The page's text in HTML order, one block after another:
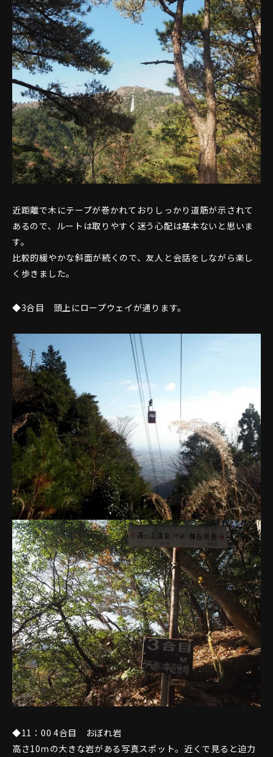
近距離で木にテープが巻かれておりしっかり道筋が示されて
あるので、ルートは取りやすく迷う心配は基本ないと思いま
す。
比較的緩やかな斜面が続くので、友人と会話をしながら楽し
く歩きました。
◆3合目 頭上にロープウェイが通ります。
◆11：00 4合目 おぼれ岩
高さ10ｍの大きな岩がある写真スポット。近くで見ると迫力